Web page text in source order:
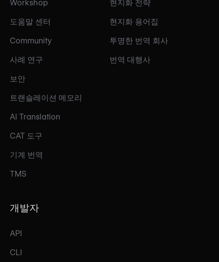
Workshop
도움말 센터
Community
사례 연구
보안
트랜슬레이션 메모리
AI Translation
CAT 도구
기계 번역
TMS
현지화 전략
현지화 용어집
투명한 번역 회사
번역 대행사
개발자
API
CLI